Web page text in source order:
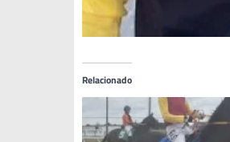
Relacionado